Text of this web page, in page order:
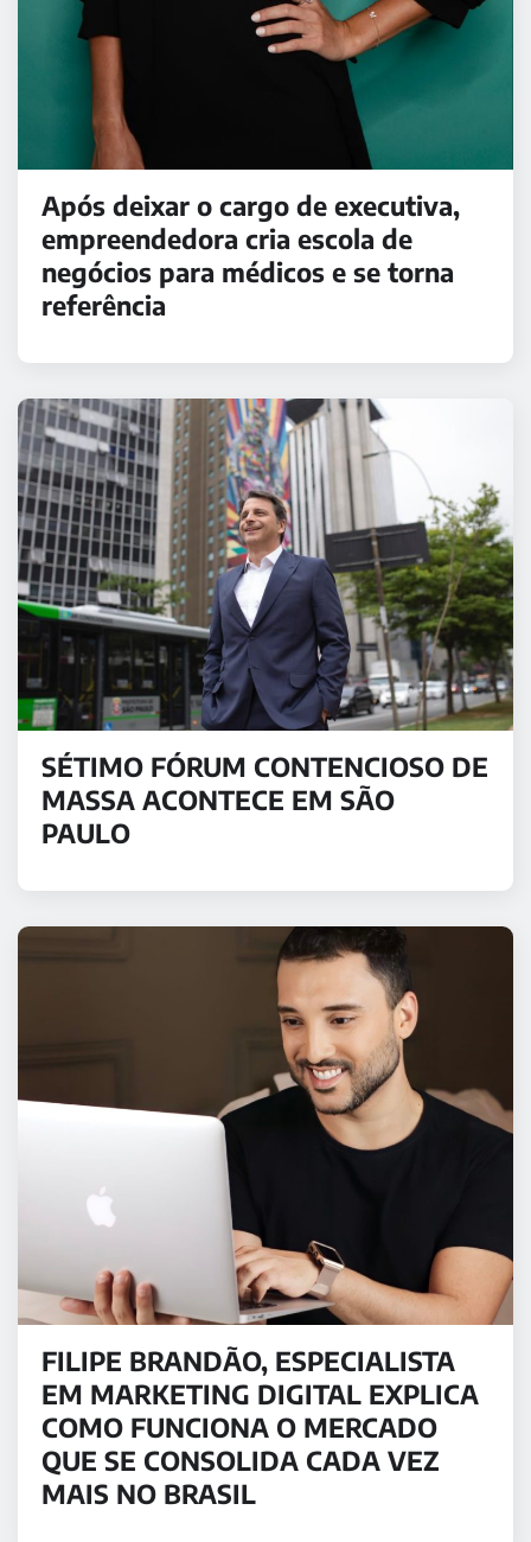
Após deixar o cargo de executiva,
empreendedora cria escola de
negócios para médicos e se torna
referência
SÉTIMO FÓRUM CONTENCIOSO DE
MASSA ACONTECE EM SÃO
PAULO
FILIPE BRANDÃO, ESPECIALISTA
EM MARKETING DIGITAL EXPLICA
COMO FUNCIONA O MERCADO
QUE SE CONSOLIDA CADA VEZ
MAIS NO BRASIL